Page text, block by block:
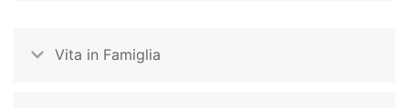
Vita in Famiglia